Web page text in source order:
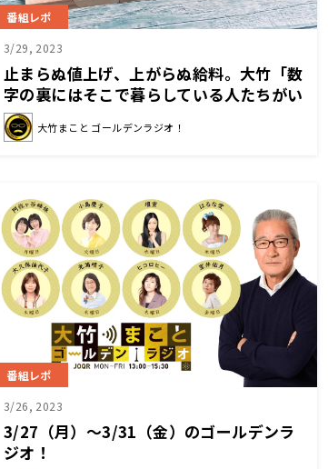
番組レポ
3/29, 2023
止まらぬ値上げ、上がらぬ給料。大竹「数
字の裏にはそこで暮らしている人たちがい
る」
大竹まこと ゴールデンラジオ！
番組レポ
3/26, 2023
3/27（月）～3/31（金）のゴールデンラ
ジオ！